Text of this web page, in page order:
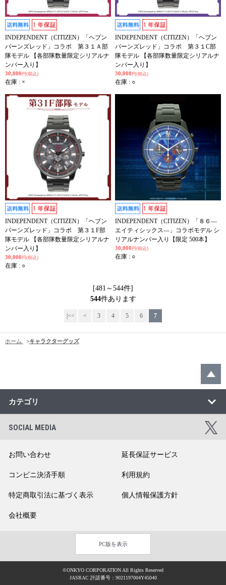
INDEPENDENT（CITIZEN）「ヘブン
バーンズレッド」コラボ 第３１Ａ部
隊モデル 【各部隊数量限定シリアルナ
ンバー入り】
30,000 円(税込)
在庫 : ×
INDEPENDENT（CITIZEN）「ヘブン
バーンズレッド」コラボ 第３１C部
隊モデル 【各部隊数量限定シリアルナ
ンバー入り】
30,000 円(税込)
在庫 : ○
INDEPENDENT（CITIZEN）「ヘブン
バーンズレッド」コラボ 第３１F部
隊モデル 【各部隊数量限定シリアルナ
ンバー入り】
30,000 円(税込)
在庫 : ○
INDEPENDENT（CITIZEN）「８６―
エイティシックス―」コラボモデル シ
リアルナンバー入り【限定 500本】
30,000 円(税込)
在庫 : ○
[481～544件]
544件あります
|<< < 3 4 5 6 7
ホーム >キャラクターグッズ
カテゴリ
SOCIAL MEDIA
お問い合わせ 延長保証サービス
コンビニ決済手順 利用規約
特定商取引法に基づく表示 個人情報保護方針
会社概要
PC版を表示
©ONKYO CORPORATION All Rights Reserved
JASRAC 許諾番号：9021197004Y45040